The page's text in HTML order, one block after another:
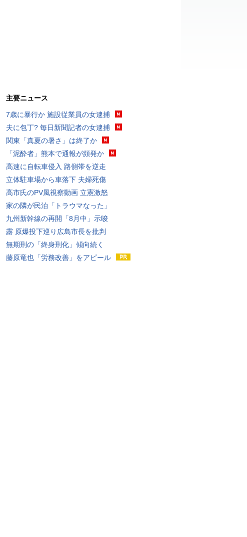
主要ニュース
7歳に暴行か 施設従業員の女逮捕
夫に包丁? 毎日新聞記者の女逮捕
関東「真夏の暑さ」は終了か
「泥酔者」熊本で通報が頻発か
高速に自転車侵入 路側帯を逆走
立体駐車場から車落下 夫婦死傷
高市氏のPV風視察動画 立憲激怒
家の隣が民泊「トラウマなった」
九州新幹線の再開「8月中」示唆
露 原爆投下巡り広島市長を批判
無期刑の「終身刑化」傾向続く
藤原竜也「労務改善」をアピール